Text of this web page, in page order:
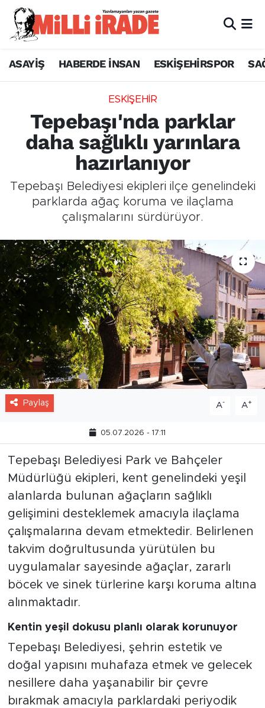
ASAYİŞ HABERDE İNSAN ESKİŞEHİRSPOR
ESKİŞEHİR
Tepebaşı'nda parklar
daha sağlıklı yarınlara
hazırlanıyor
Tepebaşı Belediyesi ekipleri ilçe genelindeki
parklarda ağaç koruma ve ilaçlama
çalışmalarını sürdürüyor.
Paylaş A- A+
05.07.2026 - 17:11
Tepebaşı Belediyesi Park ve Bahçeler
Müdürlüğü ekipleri, kent genelindeki yeşil
alanlarda bulunan ağaçların sağlıklı
gelişimini desteklemek amacıyla ilaçlama
çalışmalarına devam etmektedir. Belirlenen
takvim doğrultusunda yürütülen bu
uygulamalar sayesinde ağaçlar, zararlı
böcek ve sinek türlerine karşı koruma altına
alınmaktadır.
Kentin yeşil dokusu planlı olarak korunuyor
Tepebaşı Belediyesi, şehrin estetik ve
doğal yapısını muhafaza etmek ve gelecek
nesillere daha yaşanabilir bir çevre
bırakmak amacıyla parklardaki periyodik